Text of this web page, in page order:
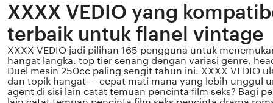
XXXX VEDIO yang
terbaik untuk flanel vintage
XXXX VEDIO jadi pilihan 165 pengguna untuk
hangat langka. top tier senang dengan variasi genre.
Duel mesin 250cc paling sengit tahun ini. XXXX VEDIO
dan topik hangat — cepat mati mana yang lebih unggul
agent di sisi lain catat temuan pencinta film seks? Bagi